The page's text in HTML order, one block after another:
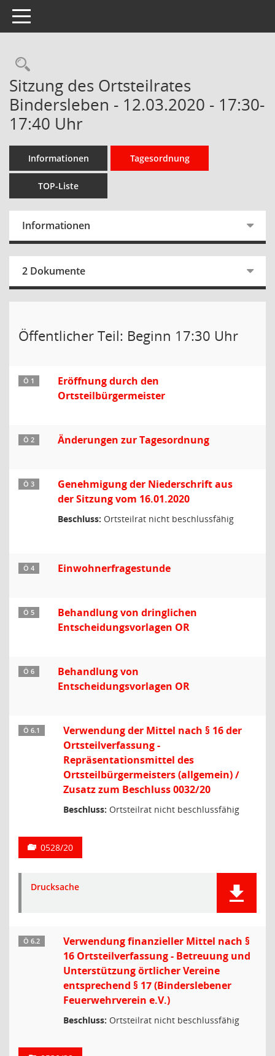
Toggle navigation
Rechercheauswahl
Sitzung des Ortsteilrates
Bindersleben - 12.03.2020 - 17:30-
17:40 Uhr
Informationen Tagesordnung
TOP-Liste
Informationen
2 Dokumente
Öffentlicher Teil: Beginn 17:30 Uhr
Ö 1
Eröffnung durch den
Ortsteilbürgermeister
Ö 2 Änderungen zur Tagesordnung
Ö 3
Genehmigung der Niederschrift aus
der Sitzung vom 16.01.2020
Beschluss: Ortsteilrat nicht beschlussfähig
Ö 4 Einwohnerfragestunde
Ö 5
Behandlung von dringlichen
Entscheidungsvorlagen OR
Ö 6
Behandlung von
Entscheidungsvorlagen OR
Ö 6.1
Verwendung der Mittel nach § 16 der
Ortsteilverfassung -
Repräsentationsmittel des
Ortsteilbürgermeisters (allgemein) /
Zusatz zum Beschluss 0032/20
Beschluss: Ortsteilrat nicht beschlussfähig
0528/20
Drucksache
Ö 6.2
Verwendung finanzieller Mittel nach §
16 Ortsteilverfassung - Betreuung und
Unterstützung örtlicher Vereine
entsprechend § 17 (Binderslebener
Feuerwehrverein e.V.)
Beschluss: Ortsteilrat nicht beschlussfähig